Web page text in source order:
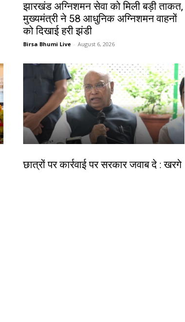
झारखंड अग्निशमन सेवा को मिली बड़ी ताकत,
मुख्यमंत्री ने 58 आधुनिक अग्निशमन वाहनों
को दिखाई हरी झंडी
Birsa Bhumi Live - August 6, 2026
छात्रों पर कार्रवाई पर सरकार जवाब दे : खरगे